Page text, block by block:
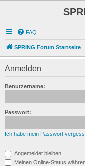
FAQ
SPRING Forum Startseite
Anmelden
Benutzername:
Passwort:
Ich habe mein Passwort
Angemeldet bleiben
Meinen Online-Status